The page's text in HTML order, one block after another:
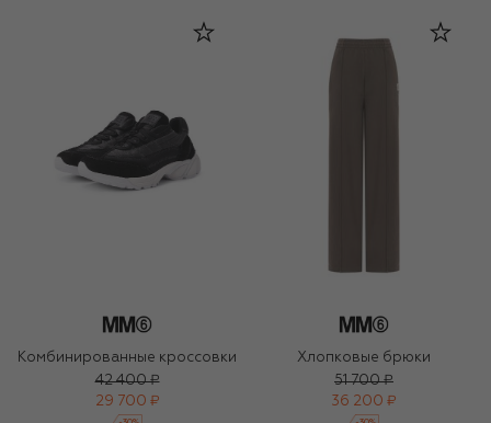
Комбинированные кроссовки
42 400 ₽
29 700 ₽
Хлопковые брюки
51 700 ₽
36 200 ₽